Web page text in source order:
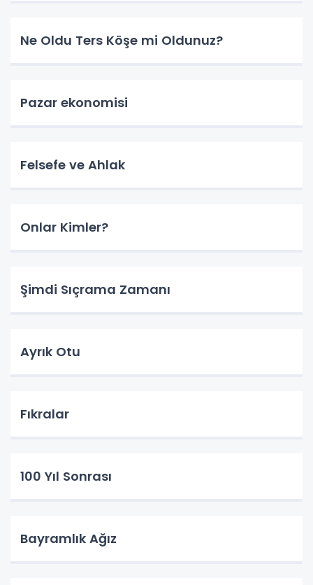
Ne Oldu Ters Köşe mi Oldunuz?
Pazar ekonomisi
Felsefe ve Ahlak
Onlar Kimler?
Şimdi Sıçrama Zamanı
Ayrık Otu
Fıkralar
100 Yıl Sonrası
Bayramlık Ağız